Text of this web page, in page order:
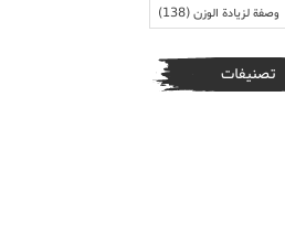
وصفة لزيادة الوزن(138)
تصنيفات